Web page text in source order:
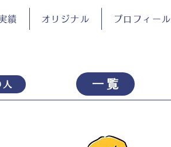
績 オリジナル プロフィール
一覧